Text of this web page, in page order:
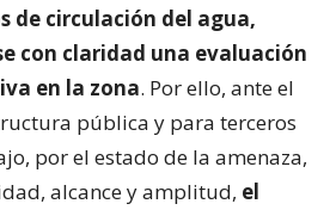
de circulación del agua,
con claridad una evaluación
en la zona. Por ello, ante el
pública y para terceros
por el estado de la amenaza,
alcance y amplitud, el